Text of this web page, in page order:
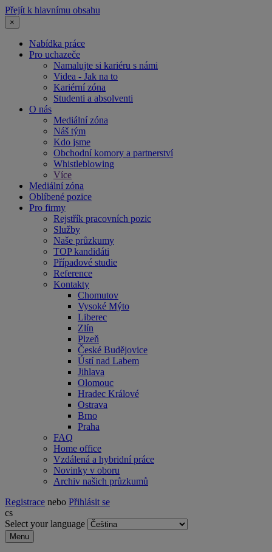
Přejít k hlavnímu obsahu
×
Nabídka práce
Pro uchazeče
Namalujte si kariéru s námi
Videa - Jak na to
Kariérní zóna
Studenti a absolventi
O nás
Mediální zóna
Náš tým
Kdo jsme
Obchodní komory a partnerství
Whistleblowing
Více
Mediální zóna
Oblíbené pozice
Pro firmy
Rejstřík pracovních pozic
Služby
Naše průzkumy
TOP kandidáti
Případové studie
Reference
Kontakty
Chomutov
Vysoké Mýto
Liberec
Zlín
Plzeň
České Budějovice
Ústí nad Labem
Jihlava
Olomouc
Hradec Králové
Ostrava
Brno
Praha
FAQ
Home office
Vzdálená a hybridní práce
Novinky v oboru
Archiv našich průzkumů
Registrace nebo Přihlásit se
cs
Select your language
Menu